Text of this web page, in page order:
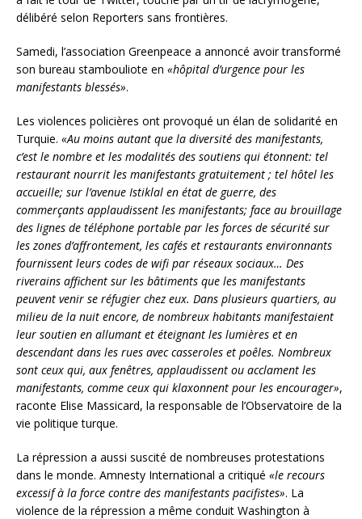
délibéré selon Reporters sans frontières.
Samedi, l’association Greenpeace a annoncé avoir transformé
son bureau stambouliote en «hôpital d’urgence pour les
manifestants blessés».
Les violences policières ont provoqué un élan de solidarité en
Turquie. «Au moins autant que la diversité des manifestants,
c’est le nombre et les modalités des soutiens qui étonnent: tel
restaurant nourrit les manifestants gratuitement ; tel hôtel les
accueille; sur l’avenue Istiklal en état de guerre, des
commerçants applaudissent les manifestants; face au brouillage
des lignes de téléphone portable par les forces de sécurité sur
les zones d’affrontement, les cafés et restaurants environnants
fournissent leurs codes de wifi par réseaux sociaux… Des
riverains affichent sur les bâtiments que les manifestants
peuvent venir se réfugier chez eux. Dans plusieurs quartiers, au
milieu de la nuit encore, de nombreux habitants manifestaient
leur soutien en allumant et éteignant les lumières et en
descendant dans les rues avec casseroles et poêles. Nombreux
sont ceux qui, aux fenêtres, applaudissent ou acclament les
manifestants, comme ceux qui klaxonnent pour les encourager»,
raconte Elise Massicard, la responsable de l’Observatoire de la
vie politique turque.
La répression a aussi suscité de nombreuses protestations
dans le monde. Amnesty International a critiqué «le recours
excessif à la force contre des manifestants pacifistes». La
violence de la répression a même conduit Washington à